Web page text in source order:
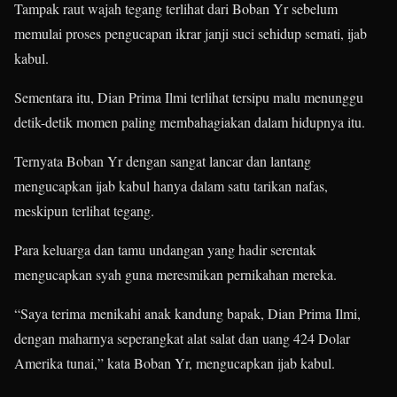
Tampak raut wajah tegang terlihat dari Boban Yr sebelum
memulai proses pengucapan ikrar janji suci sehidup semati, ijab
kabul.
Sementara itu, Dian Prima Ilmi terlihat tersipu malu menunggu
detik-detik momen paling membahagiakan dalam hidupnya itu.
Ternyata Boban Yr dengan sangat lancar dan lantang
mengucapkan ijab kabul hanya dalam satu tarikan nafas,
meskipun terlihat tegang.
Para keluarga dan tamu undangan yang hadir serentak
mengucapkan syah guna meresmikan pernikahan mereka.
“Saya terima menikahi anak kandung bapak, Dian Prima Ilmi,
dengan maharnya seperangkat alat salat dan uang 424 Dolar
Amerika tunai,” kata Boban Yr, mengucapkan ijab kabul.